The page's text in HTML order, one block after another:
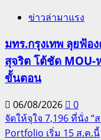
ข่าวล่ามาแรง
มทร.กรุงเทพ ลุยฟ้อ
สุจริต โต้ชัด
ขั้นตอน
06/08/2026
0
จัดให้จุใจ 7,196 ที่นั่ง “
Portfolio เริ่ม 15 ส.ค.นี้